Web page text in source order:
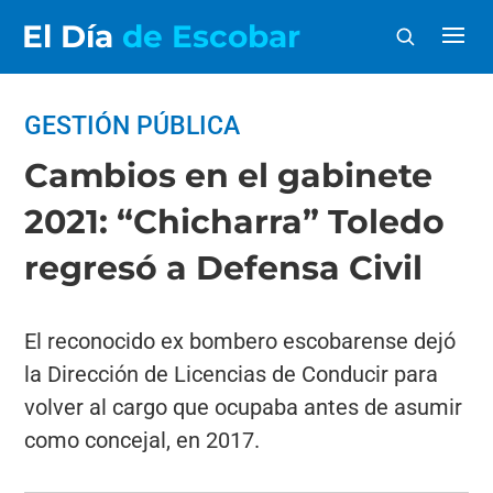
El Día de Escobar
GESTIÓN PÚBLICA
Cambios en el gabinete
2021: “Chicharra” Toledo
regresó a Defensa Civil
El reconocido ex bombero escobarense dejó
la Dirección de Licencias de Conducir para
volver al cargo que ocupaba antes de asumir
como concejal, en 2017.